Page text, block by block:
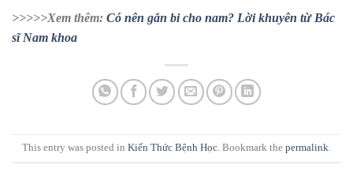
>>>>>Xem thêm: Có nên gắn bi cho nam? Lời khuyên từ Bác
sĩ Nam khoa
This entry was posted in Kiến Thức Bệnh Học. Bookmark the permalink.